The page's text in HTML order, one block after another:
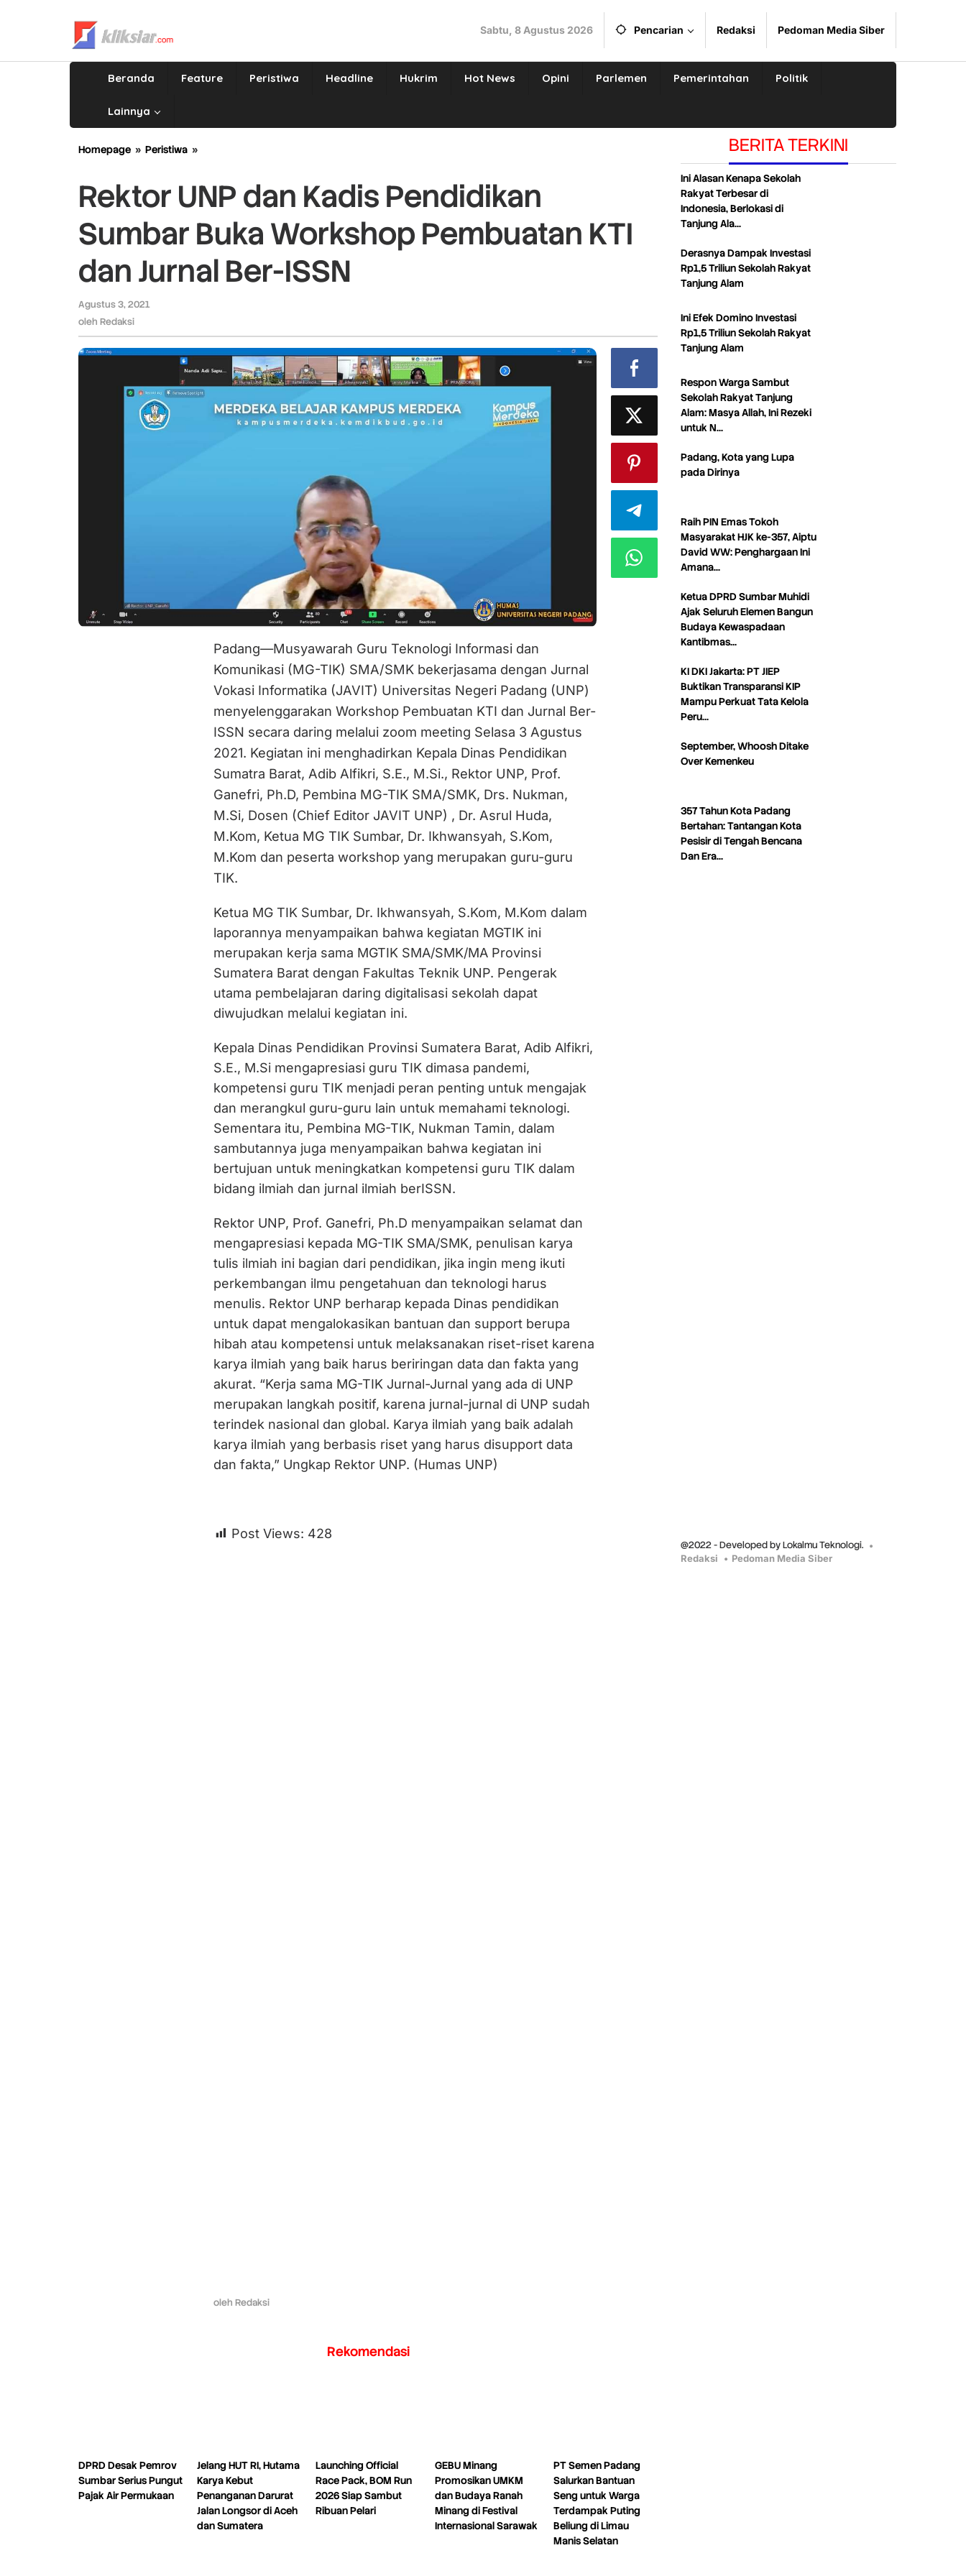
Sabtu, 8 Agustus 2026 Pencarian Redaksi Pedoman Media Siber
Beranda Feature Peristiwa Headline Hukrim Hot News Opini Parlemen Pemerintahan Politik
Lainnya
Homepage » Peristiwa »
Kadis
Pendidikan
Sumbar
Buka
Pembuatan
KTI
ISSN
Rektor UNP dan Kadis Pendidikan
Sumbar Buka Workshop Pembuatan KTI
dan Jurnal Ber-ISSN
Agustus 3, 2021
oleh Redaksi
Padang—Musyawarah Guru Teknologi Informasi dan
Komunikasi (MG-TIK) SMA/SMK bekerjasama dengan Jurnal
Vokasi Informatika (JAVIT) Universitas Negeri Padang (UNP)
menyelenggarakan Workshop Pembuatan KTI dan Jurnal Ber-
ISSN secara daring melalui zoom meeting Selasa 3 Agustus
2021. Kegiatan ini menghadirkan Kepala Dinas Pendidikan
Sumatra Barat, Adib Alfikri, S.E., M.Si., Rektor UNP, Prof.
Ganefri, Ph.D, Pembina MG-TIK SMA/SMK, Drs. Nukman,
M.Si, Dosen (Chief Editor JAVIT UNP) , Dr. Asrul Huda,
M.Kom, Ketua MG TIK Sumbar, Dr. Ikhwansyah, S.Kom,
M.Kom dan peserta workshop yang merupakan guru-guru
TIK.
Ketua MG TIK Sumbar, Dr. Ikhwansyah, S.Kom, M.Kom dalam
laporannya menyampaikan bahwa kegiatan MGTIK ini
merupakan kerja sama MGTIK SMA/SMK/MA Provinsi
Sumatera Barat dengan Fakultas Teknik UNP. Pengerak
utama pembelajaran daring digitalisasi sekolah dapat
diwujudkan melalui kegiatan ini.
Kepala Dinas Pendidikan Provinsi Sumatera Barat, Adib Alfikri,
S.E., M.Si mengapresiasi guru TIK dimasa pandemi,
kompetensi guru TIK menjadi peran penting untuk mengajak
dan merangkul guru-guru lain untuk memahami teknologi.
Sementara itu, Pembina MG-TIK, Nukman Tamin, dalam
sambutannya juga menyampaikan bahwa kegiatan ini
bertujuan untuk meningkatkan kompetensi guru TIK dalam
bidang ilmiah dan jurnal ilmiah berISSN.
Rektor UNP, Prof. Ganefri, Ph.D menyampaikan selamat dan
mengapresiasi kepada MG-TIK SMA/SMK, penulisan karya
tulis ilmiah ini bagian dari pendidikan, jika ingin meng ikuti
perkembangan ilmu pengetahuan dan teknologi harus
menulis. Rektor UNP berharap kepada Dinas pendidikan
untuk dapat mengalokasikan bantuan dan support berupa
hibah atau kompetensi untuk melaksanakan riset-riset karena
karya ilmiah yang baik harus beriringan data dan fakta yang
akurat. “Kerja sama MG-TIK Jurnal-Jurnal yang ada di UNP
merupakan langkah positif, karena jurnal-jurnal di UNP sudah
terindek nasional dan global. Karya ilmiah yang baik adalah
karya ilmiah yang berbasis riset yang harus disupport data
dan fakta,” Ungkap Rektor UNP. (Humas UNP)
Post Views: 428
oleh Redaksi
Rekomendasi
DPRD Desak Pemrov
Sumbar Serius Pungut
Pajak Air Permukaan
Jelang HUT RI, Hutama
Karya Kebut
Penanganan Darurat
Jalan Longsor di Aceh
dan Sumatera
Launching Official
Race Pack, BOM Run
2026 Siap Sambut
Ribuan Pelari
GEBU Minang
Promosikan UMKM
dan Budaya Ranah
Minang di Festival
Internasional Sarawak
PT Semen Padang
Salurkan Bantuan
Seng untuk Warga
Terdampak Puting
Beliung di Limau
Manis Selatan
BERITA TERKINI
Ini Alasan Kenapa Sekolah
Rakyat Terbesar di
Indonesia, Berlokasi di
Tanjung Ala…
Derasnya Dampak Investasi
Rp1,5 Triliun Sekolah Rakyat
Tanjung Alam
Ini Efek Domino Investasi
Rp1,5 Triliun Sekolah Rakyat
Tanjung Alam
Respon Warga Sambut
Sekolah Rakyat Tanjung
Alam: Masya Allah, Ini Rezeki
untuk N…
Padang, Kota yang Lupa
pada Dirinya
Raih PIN Emas Tokoh
Masyarakat HJK ke-357, Aiptu
David WW: Penghargaan Ini
Amana…
Ketua DPRD Sumbar Muhidi
Ajak Seluruh Elemen Bangun
Budaya Kewaspadaan
Kantibmas…
KI DKI Jakarta: PT JIEP
Buktikan Transparansi KIP
Mampu Perkuat Tata Kelola
Peru…
September, Whoosh Ditake
Over Kemenkeu
357 Tahun Kota Padang
Bertahan: Tantangan Kota
Pesisir di Tengah Bencana
Dan Era…
@2022 - Developed by Lokalmu Teknologi.
Redaksi Pedoman Media Siber